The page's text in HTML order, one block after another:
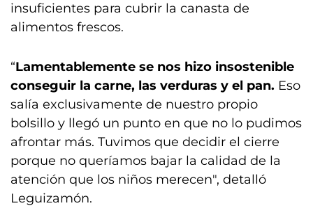
insuficientes para cubrir la canasta de
alimentos frescos.
“Lamentablemente se nos hizo insostenible
conseguir la carne, las verduras y el pan. Eso
salía exclusivamente de nuestro propio
bolsillo y llegó un punto en que no lo pudimos
afrontar más. Tuvimos que decidir el cierre
porque no queríamos bajar la calidad de la
atención que los niños merecen", detalló
Leguizamón.